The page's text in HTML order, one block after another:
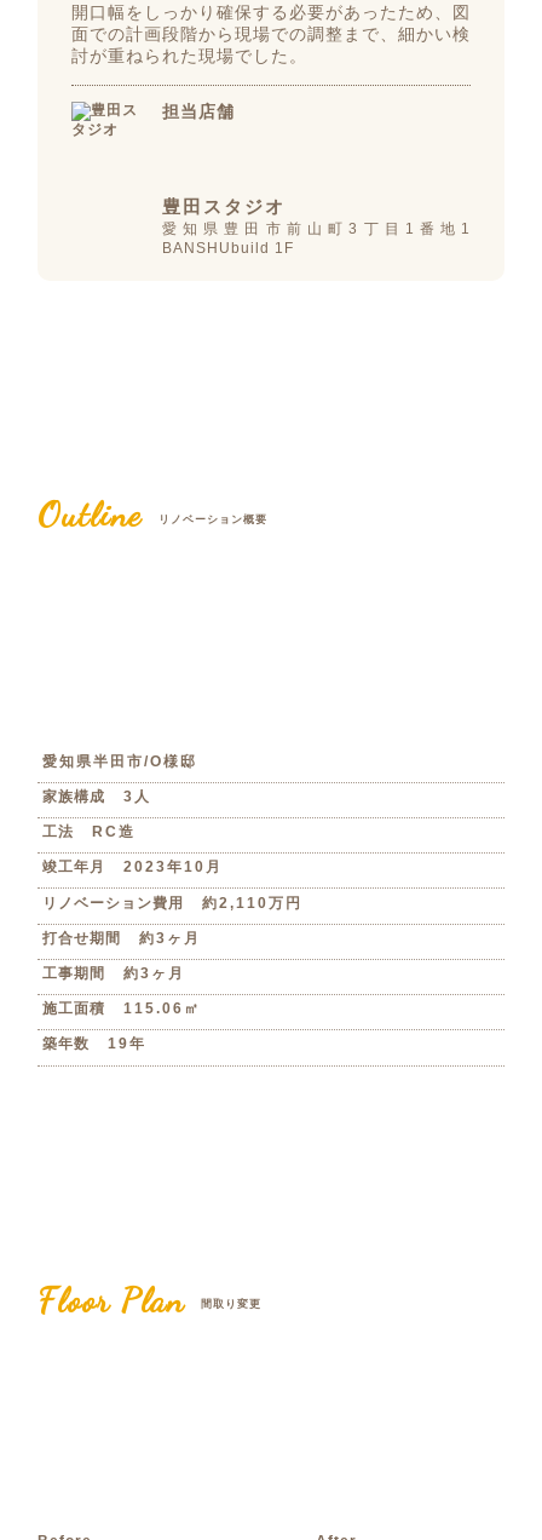
開口幅をしっかり確保する必要があったため、図
面での計画段階から現場での調整まで、細かい検
討が重ねられた現場でした。
担当店舗
豊田スタジオ
愛知県豊田市前山町3丁目1番地1
BANSHUbuild 1F
Outline リノベーション概要
愛知県半田市/O様邸
家族構成 3人
工法 RC造
竣工年月 2023年10月
リノベーション費用 約2,110万円
打合せ期間 約3ヶ月
工事期間 約3ヶ月
施工面積 115.06㎡
築年数 19年
Floor Plan 間取り変更